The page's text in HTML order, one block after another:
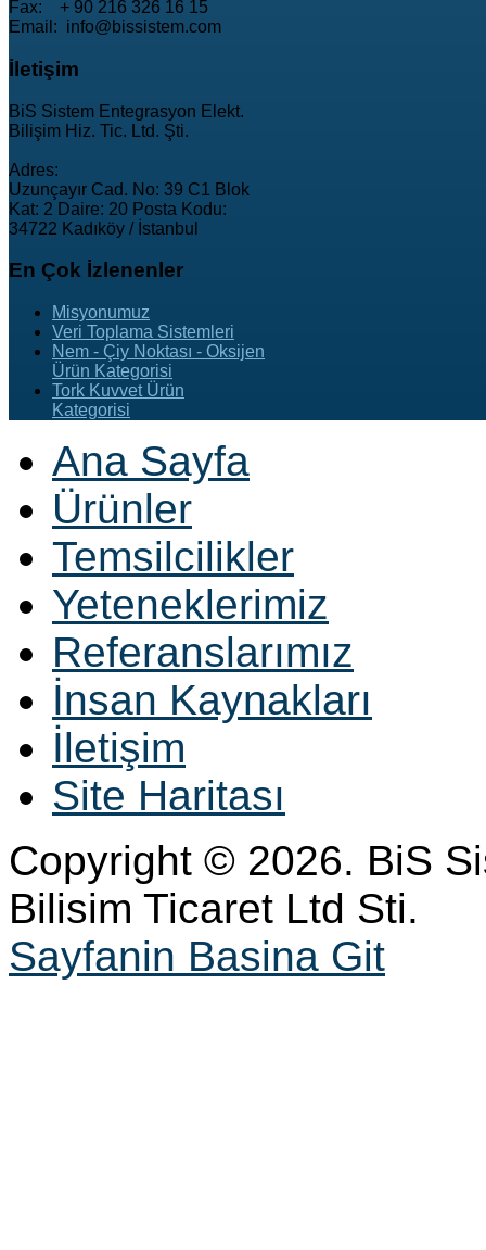
Fax: + 90 216 326 16 15
Email: info@bissistem.com
İletişim
BiS Sistem Entegrasyon Elekt.
Bilişim Hiz. Tic. Ltd. Şti.
Adres:
Uzunçayır Cad. No: 39 C1 Blok
Kat: 2 Daire: 20 Posta Kodu:
34722 Kadıköy / İstanbul
En Çok İzlenenler
Misyonumuz
Veri Toplama Sistemleri
Nem - Çiy Noktası - Oksijen
Ürün Kategorisi
Tork Kuvvet Ürün
Kategorisi
Ana Sayfa
Ürünler
Temsilcilikler
Yeteneklerimiz
Referanslarımız
İnsan Kaynakları
İletişim
Site Haritası
Copyright © 2026. BiS
Bilisim Ticaret Ltd Sti.
Sayfanin Basina Git